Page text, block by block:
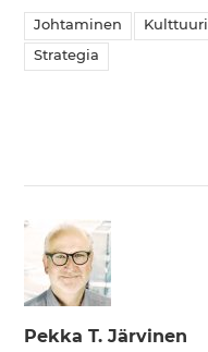
Johtaminen Kulttuuri
Strategia
Pekka T. Järvinen